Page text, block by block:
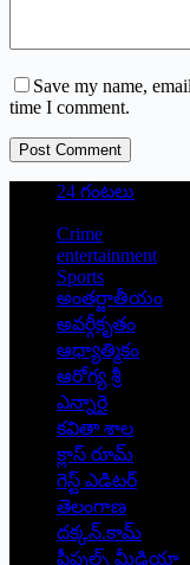
Save my name,
time I comment.
Post Comment
24 గంటలు
Crime
entertainment
Sports
అంతర్జాతీయం
అవర్గీకృతం
ఆధ్యాత్మికం
ఆరోగ్య శ్రీ
ఎన్నారై
కవితా శాల
క్లాస్ రూమ్
గెస్ట్ ఎడిటర్
తెలంగాణ
దక్కన్.కామ్
పీపుల్స్ ‌మీడియా